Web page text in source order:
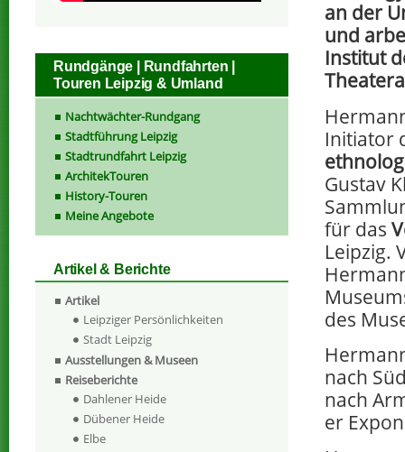
an der
und
Institut
Initiator
Gustav
für das
Leipzig.
des
nach
nach
er
Rundgänge | Rundfahrten |
Touren Leipzig & Umland
Nachtwächter-Rundgang
Stadtführung Leipzig
Stadtrundfahrt Leipzig
ArchitekTouren
History-Touren
Meine Angebote
Artikel & Berichte
Artikel
Leipziger Persönlichkeiten
Stadt Leipzig
Ausstellungen & Museen
Reiseberichte
Dahlener Heide
Dübener Heide
Elbe